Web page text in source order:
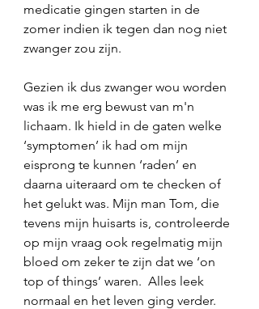
medicatie gingen starten in de
zomer indien ik tegen dan nog niet
zwanger zou zijn.
Gezien ik dus zwanger wou worden
was ik me erg bewust van m'n
lichaam. Ik hield in de gaten welke
‘symptomen’ ik had om mijn
eisprong te kunnen ‘raden’ en
daarna uiteraard om te checken of
het gelukt was. Mijn man Tom, die
tevens mijn huisarts is, controleerde
op mijn vraag ook regelmatig mijn
bloed om zeker te zijn dat we ‘on
top of things’ waren.  Alles leek
normaal en het leven ging verder.